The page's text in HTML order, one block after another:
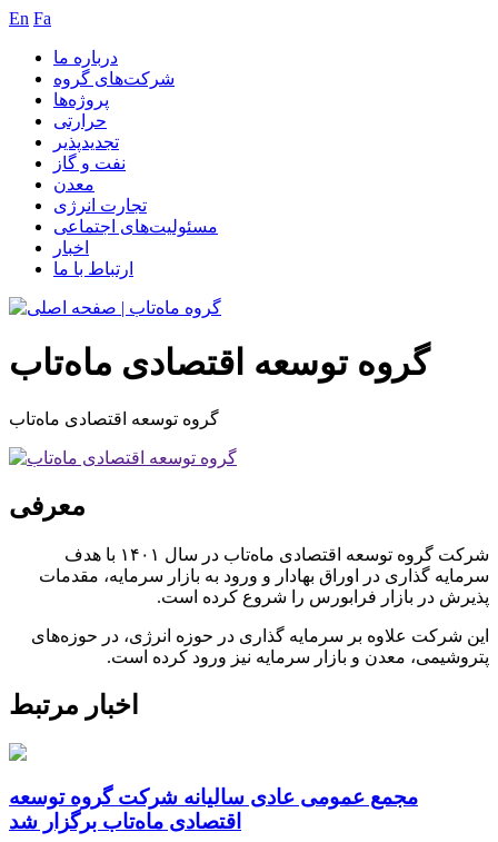
En Fa
درباره ما
شرکت‌های گروه
پروژه‌ها
حرارتی
تجدیدپذیر
نفت و گاز
معدن
تجارت انرژی
مسئولیت‌های اجتماعی
اخبار
ارتباط با ما
گروه توسعه اقتصادی ماه‌تاب
گروه توسعه اقتصادی ماه‌تاب
معرفی
شرکت گروه توسعه اقتصادی ماه‌تاب در سال ۱۴۰۱ با هدف
سرمایه گذاری در اوراق بهادار و ورود به بازار سرمایه، مقدمات
پذیرش در بازار فرابورس را شروع کرده است.
این شرکت علاوه بر سرمایه گذاری در حوزه انرژی، در حوزه‌های
پتروشیمی، معدن و بازار سرمایه نیز ورود کرده است.
اخبار مرتبط
مجمع عمومی عادی سالیانه شرکت گروه توسعه
اقتصادی ماه‌تاب برگزار شد